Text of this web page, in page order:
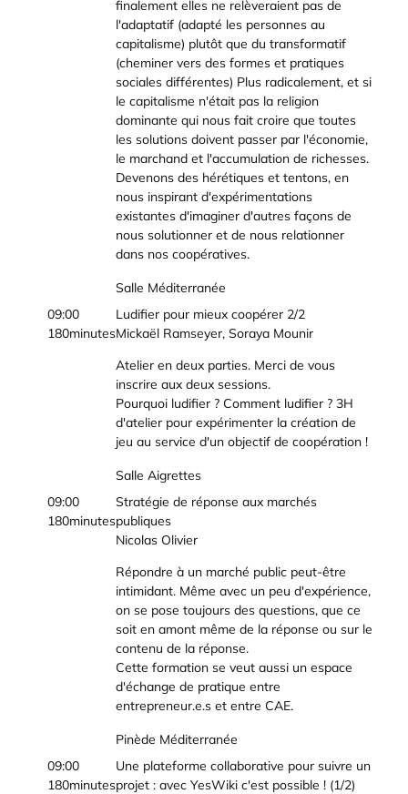
finalement elles ne relèveraient pas de
l'adaptatif (adapté les personnes au
capitalisme) plutôt que du transformatif
(cheminer vers des formes et pratiques
sociales différentes) Plus radicalement, et si
le capitalisme n'était pas la religion
dominante qui nous fait croire que toutes
les solutions doivent passer par l'économie,
le marchand et l'accumulation de richesses.
Devenons des hérétiques et tentons, en
nous inspirant d'expérimentations
existantes d'imaginer d'autres façons de
nous solutionner et de nous relationner
dans nos coopératives.
Salle Méditerranée
09:00
180minutes
Ludifier pour mieux coopérer 2/2
Mickaël Ramseyer, Soraya Mounir
Atelier en deux parties. Merci de vous
inscrire aux deux sessions.
Pourquoi ludifier ? Comment ludifier ? 3H
d'atelier pour expérimenter la création de
jeu au service d'un objectif de coopération !
Salle Aigrettes
09:00
180minutes
Stratégie de réponse aux marchés
publiques
Nicolas Olivier
Répondre à un marché public peut-être
intimidant. Même avec un peu d'expérience,
on se pose toujours des questions, que ce
soit en amont même de la réponse ou sur le
contenu de la réponse.
Cette formation se veut aussi un espace
d'échange de pratique entre
entrepreneur.e.s et entre CAE.
Pinède Méditerranée
09:00
180minutes
Une plateforme collaborative pour suivre un
projet : avec YesWiki c'est possible ! (1/2)